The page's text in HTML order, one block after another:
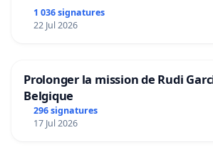
1 036 signatures
22 Jul 2026
Prolonger la mission de Rudi
Belgique
296 signatures
17 Jul 2026